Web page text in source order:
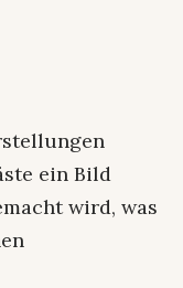
ein Bild
wird, was